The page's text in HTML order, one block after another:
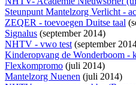
Steunpunt Mantelzorg Verlicht -
ZEQER - toevoegen Duitse taal
Signalus (september 2014)
NHTV - vwo test(september
Kinderopvang de Wonderboom -
Flexkompromo (juli 2014)
Mantelzorg Nuenen (juli 2014)